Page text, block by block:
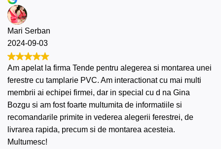
Mari Serban
2024-09-03
Am apelat la firma Tende pentru alegerea si montarea unei
ferestre cu tamplarie PVC. Am interactionat cu mai multi
membrii ai echipei firmei, dar in special cu d na Gina
Bozgu si am fost foarte multumita de informatiile si
recomandarile primite in vederea alegerii ferestrei, de
livrarea rapida, precum si de montarea acesteia.
Multumesc!